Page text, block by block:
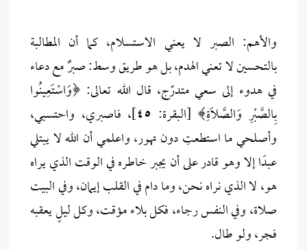
والأهم: الصبر لا يعني الاستسلام، كما أن المطالبة
بالتحسين لا تعني الهدم، بل هو طريق وسط: صبرٌ مع دعاء
في هدوء إلى سعي متدرّج، قال الله تعالى: ﴿وَاسْتَعِينُوا
بِالصَّبْرِ وَالصَّلَاةِ﴾ [البقرة: ٤٥]، فاصبري، واحتسبي،
وأصلحي ما استطعتِ دون تهور، واعلمي أن الله لا يبتلي
عبدًا إلا وهو قادر على أن يجبر خاطره في الوقت الذي يراه
هو، لا الذي نراه نحن، وما دام في القلب إيمان، وفي البيت
صلاة، وفي النفس رجاء، فكل بلاء مؤقت، وكل ليلٍ يعقبه
فجر، ولو طال.